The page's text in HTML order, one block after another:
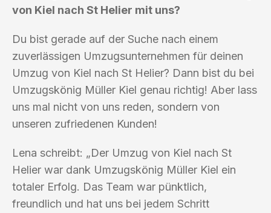
von Kiel nach St Helier mit uns?
Du bist gerade auf der Suche nach einem
zuverlässigen Umzugsunternehmen für deinen
Umzug von Kiel nach St Helier? Dann bist du bei
Umzugskönig Müller Kiel genau richtig! Aber lass
uns mal nicht von uns reden, sondern von
unseren zufriedenen Kunden!
Lena schreibt: „Der Umzug von Kiel nach St
Helier war dank Umzugskönig Müller Kiel ein
totaler Erfolg. Das Team war pünktlich,
freundlich und hat uns bei jedem Schritt